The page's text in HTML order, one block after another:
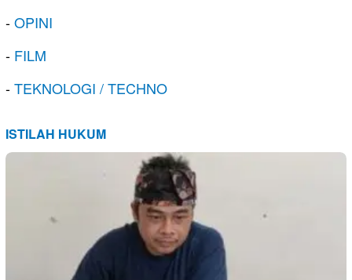
-OPINI
- FILM
-TEKNOLOGI / TECHNO
ISTILAH HUKUM